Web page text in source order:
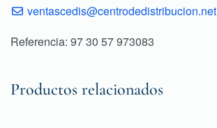
ventascedis@centrodedistribucion.net
Referencia: 97 30 57 973083
Productos relacionados